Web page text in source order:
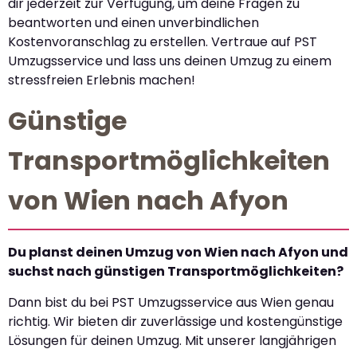
beantworten und einen unverbindlichen
Kostenvoranschlag zu erstellen. Vertraue auf PST
Umzugsservice und lass uns deinen Umzug zu einem
stressfreien Erlebnis machen!
Günstige
Transportmöglichkeiten
von Wien nach Afyon
Du planst deinen Umzug von Wien nach Afyon und
suchst nach günstigen Transportmöglichkeiten?
Dann bist du bei PST Umzugsservice aus Wien genau
richtig. Wir bieten dir zuverlässige und kostengünstige
Lösungen für deinen Umzug. Mit unserer langjährigen